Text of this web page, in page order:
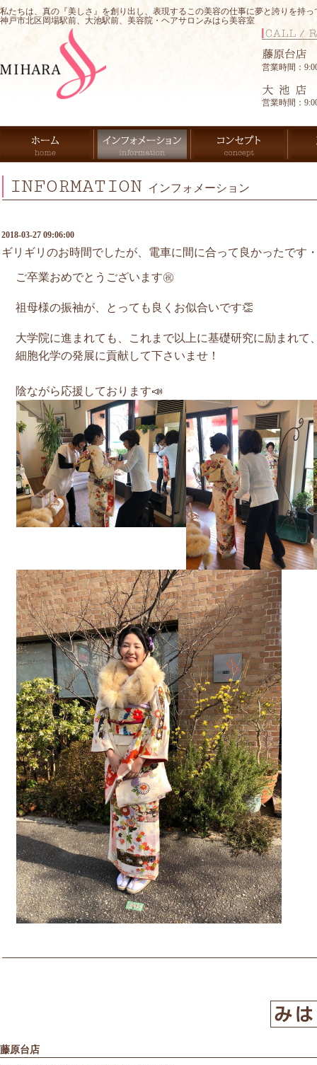
私たちは、真の『美しさ』を創り出し、表現するこの美容の仕事に夢と誇りを持
神戸市北区岡場駅前、大池駅前、美容院・ヘアサロンみはら美容室
営業時間：
営業時間：
INFORMATION インフォメーション
2018-03-27 09:06:00
ギリギリのお時間でしたが、電車に間に合って良かったです
ご卒業おめでとうございます㊗️
祖母様の振袖が、とっても良くお似合いです👏
大学院に進まれても、これまで以上に基礎研究に励まれて
細胞化学の発展に貢献して下さいませ！
陰ながら応援しております📣
藤原台店